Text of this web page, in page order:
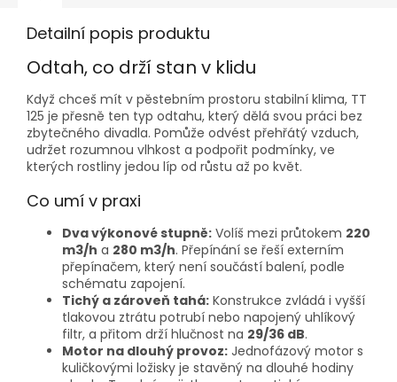
Detailní popis produktu
Odtah, co drží stan v klidu
Když chceš mít v pěstebním prostoru stabilní klima, TT
125 je přesně ten typ odtahu, který dělá svou práci bez
zbytečného divadla. Pomůže odvést přehřátý vzduch,
udržet rozumnou vlhkost a podpořit podmínky, ve
kterých rostliny jedou líp od růstu až po květ.
Co umí v praxi
Dva výkonové stupně: Volíš mezi průtokem 220
m3/h a 280 m3/h. Přepínání se řeší externím
přepínačem, který není součástí balení, podle
schématu zapojení.
Tichý a zároveň tahá: Konstrukce zvládá i vyšší
tlakovou ztrátu potrubí nebo napojený uhlíkový
filtr, a přitom drží hlučnost na 29/36 dB.
Motor na dlouhý provoz: Jednofázový motor s
kuličkovými ložisky je stavěný na dlouhé hodiny